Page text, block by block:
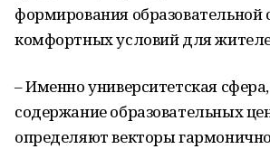
формирования образовательной
комфортных условий для
– Именно университетская
содержание образовательных
определяют векторы